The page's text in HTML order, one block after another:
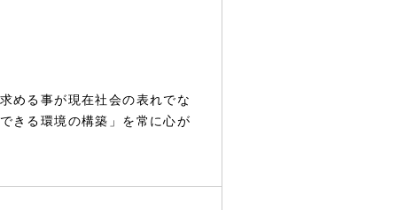
める事が現在社会の表れでな
きる環境の構築」を常に心が